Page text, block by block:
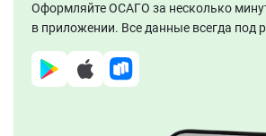
Оформляйте ОСАГО за несколько
в приложении. Все данные всегда под